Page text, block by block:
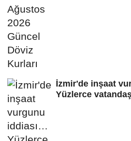
İzmir'de inşaat
Yüzlerce